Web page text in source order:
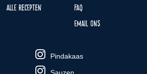
Alle recepten
FAQ
Email ons
Pindakaas